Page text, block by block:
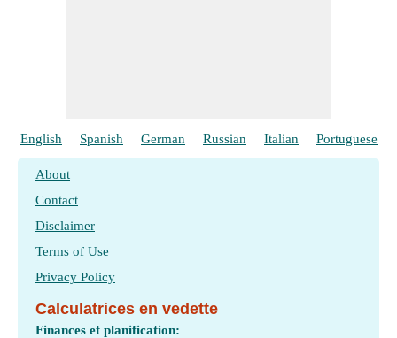
English Spanish German Russian Italian Portuguese
About
Contact
Disclaimer
Terms of Use
Privacy Policy
Calculatrices en vedette
Finances et planification: